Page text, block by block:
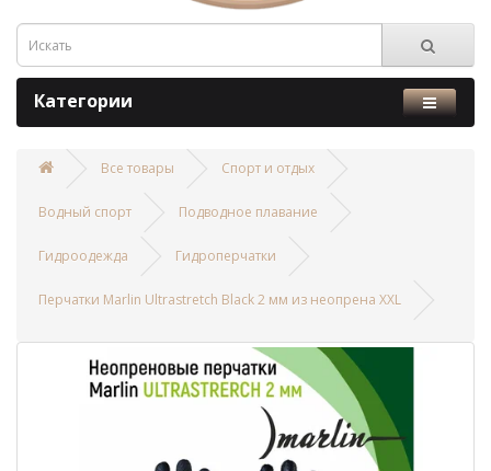
Категории
Все товары Спорт и отдых
Водный спорт Подводное плавание
Гидроодежда Гидроперчатки
Перчатки Marlin Ultrastretch Black 2 мм из неопрена XXL